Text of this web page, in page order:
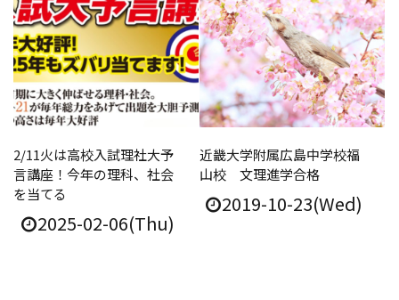
2/11火は高校入試理社大予
言講座！今年の理科、社会
を当てる
2025-02-06(Thu)
近畿大学附属広島中学校福
山校 文理進学合格
2019-10-23(Wed)